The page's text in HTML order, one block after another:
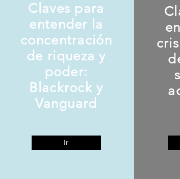
Claves para
entender la
concentración
de riqueza y
poder:
Blackrock y
Vanguard
Ir